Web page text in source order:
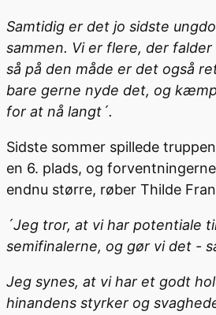
Samtidig er det jo sidste
sammen. Vi er flere, der
så på den måde er det også
bare gerne nyde det, og
for at nå langt´.
Sidste sommer spillede
en 6. plads, og
endnu større, røber Thilde
´Jeg tror, at vi har potentiale
semifinalerne, og gør vi det -
Jeg synes, at vi har et godt
hinandens styrker og